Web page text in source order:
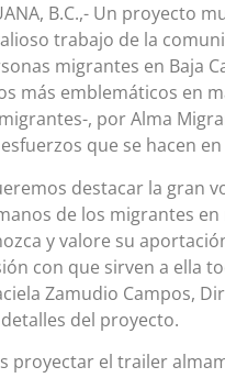
B.C.,- Un proyecto
trabajo de la
migrantes en Baja
más emblemáticos en
, por Alma
que se hacen
destacar la gran
de los migrantes
y valore su
con que sirven a ella
Zamudio Campos,
del proyecto.
proyectar el trailer